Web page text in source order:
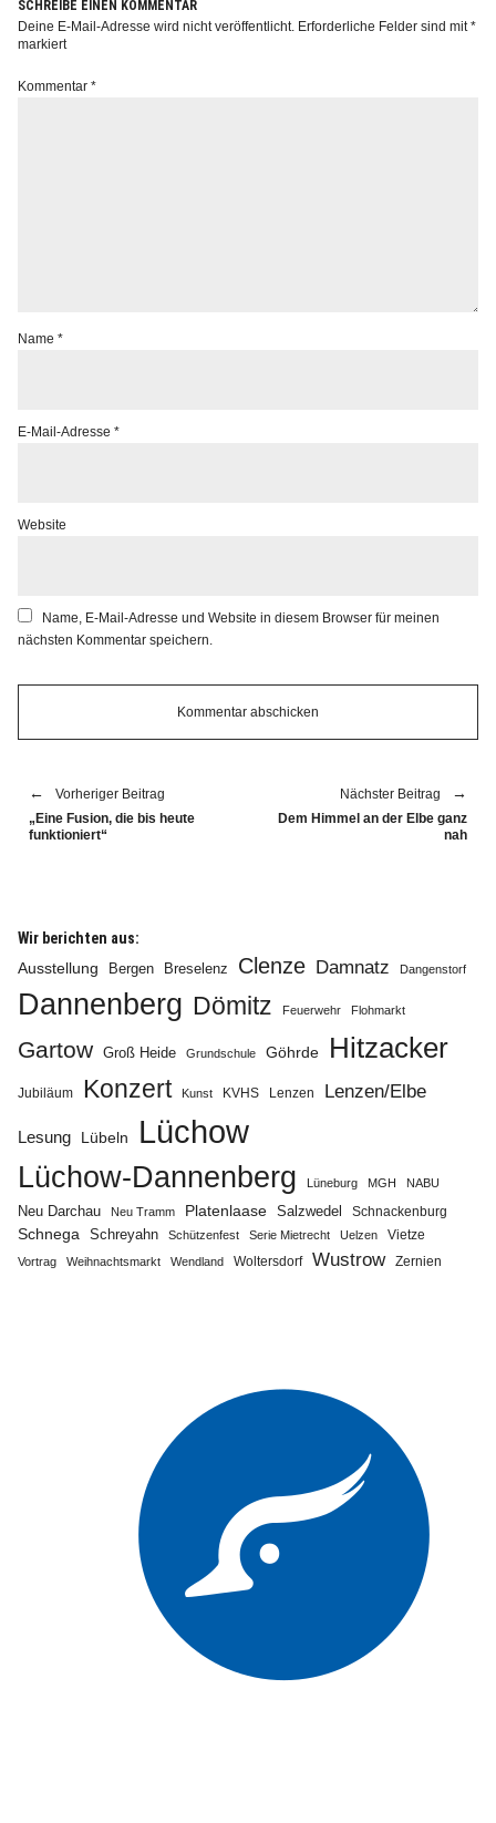
SCHREIBE EINEN KOMMENTAR
Deine E-Mail-Adresse wird nicht veröffentlicht. Erforderliche Felder sind mit*
markiert
Kommentar*
Name*
E-Mail-Adresse*
Website
Name, E-Mail-Adresse und Website in diesem Browser für meinen
nächsten Kommentar speichern.
Vorheriger Beitrag
„Eine Fusion, die bis heute
funktioniert“
Nächster Beitrag
Dem Himmel an der Elbe ganz
nah
Wir berichten aus:
Ausstellung
Bergen Breselenz Clenze Damnatz Dangenstorf
Dannenberg Dömitz Feuerwehr Flohmarkt
Gartow Groß Heide Grundschule Göhrde Hitzacker
Jubiläum Konzert Kunst KVHS Lenzen Lenzen/Elbe
Lesung Lübeln Lüchow
Lüchow-Dannenberg Lüneburg MGH NABU
Neu Darchau Neu Tramm Platenlaase Salzwedel Schnackenburg
Schnega Schreyahn Schützenfest Serie Mietrecht Uelzen Vietze
Vortrag Weihnachtsmarkt Wendland Woltersdorf Wustrow Zernien